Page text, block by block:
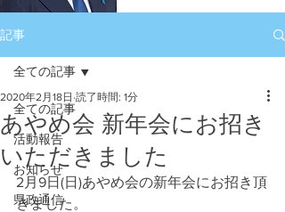
記事
全ての記事
活動報告
お知らせ
県政通信
全ての記事
あやめ会 新年会にお招き
いただきました
2020年2月18日 読了時間: 1分
2月9日(日)あやめ会の新年会にお招き頂
きました。